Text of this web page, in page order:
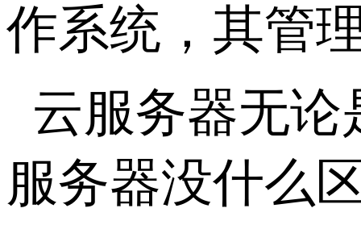
作系统，其管
云服务器无
服务器没什么